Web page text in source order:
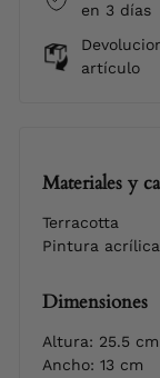
en 3 días
artículo
Materiales y
Terracotta
Pintura acrílica
Dimensiones
Altura: 25.5 cm
Ancho: 13 cm